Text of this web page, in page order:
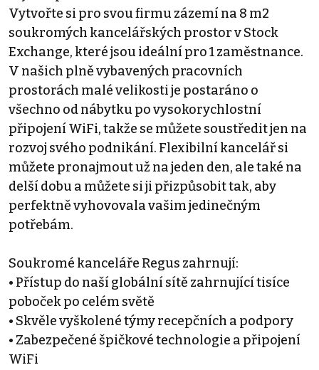
Vytvořte si pro svou firmu zázemí na 8 m2
soukromých kancelářských prostor v Stock
Exchange, které jsou ideální pro 1 zaměstnance.
V našich plně vybavených pracovních
prostorách malé velikosti je postaráno o
všechno od nábytku po vysokorychlostní
připojení WiFi, takže se můžete soustředit jen na
rozvoj svého podnikání. Flexibilní kancelář si
můžete pronajmout už na jeden den, ale také na
delší dobu a můžete si ji přizpůsobit tak, aby
perfektně vyhovovala vašim jedinečným
potřebám.
Soukromé kanceláře Regus zahrnují:
• Přístup do naší globální sítě zahrnující tisíce
poboček po celém světě
• Skvěle vyškolené týmy recepčních a podpory
• Zabezpečené špičkové technologie a připojení
WiFi